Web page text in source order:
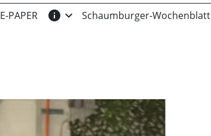
E-PAPER info expand_more Schaumburger-Wochenblatt